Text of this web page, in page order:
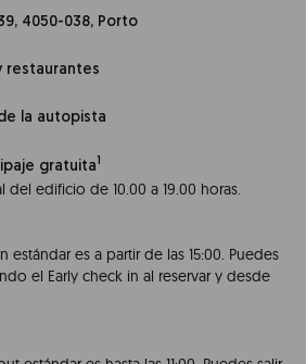
4050-038, Porto
restaurantes
la autopista
gratuita1
del edificio de 10.00 a 19.00 horas.
estándar es a partir de las 15:00. Puedes
el Early check in al reservar y desde